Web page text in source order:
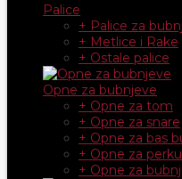
Palice
+ Palice za
+ Metlice i Rake
+ Ostale palice
Opne za bubnjeve
+ Opne za tom
+ Opne za snare
+ Opne za bas
+ Opne za
+ Opne za